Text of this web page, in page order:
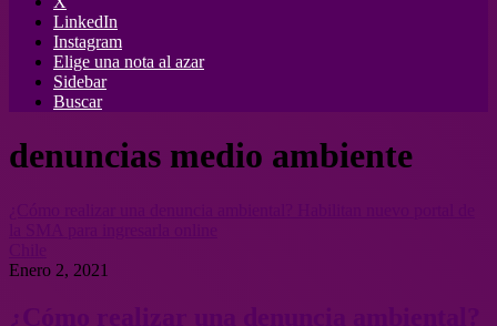
LinkedIn
Instagram
Elige una nota al azar
Sidebar
Buscar
denuncias medio ambiente
Enero 2, 2021